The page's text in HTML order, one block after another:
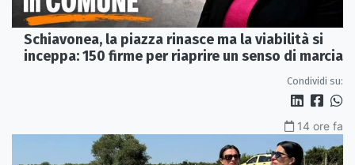
Schiavonea, la piazza rinasce ma la viabilità si
inceppa: 150 firme per riaprire un senso di marcia
Condividi su:
14 ore fa